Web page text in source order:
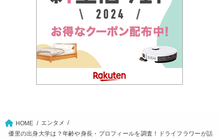
HOME
エンタメ
優里の出身大学は？年齢や身長・プロフィールを調査！ドライフラワーが話